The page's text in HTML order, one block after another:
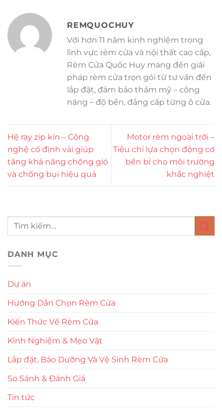
REMQUOCHUY
Với hơn 11 năm kinh nghiệm trong
lĩnh vực rèm cửa và nội thất cao cấp,
Rèm Cửa Quốc Huy mang đến giải
pháp rèm cửa trọn gói từ tư vấn đến
lắp đặt, đảm bảo thẩm mỹ – công
năng – độ bền, đẳng cấp từng ô cửa.
Hệ ray zip kín – Công
nghệ cố định vải giúp
tăng khả năng chống gió
và chống bụi hiệu quả
Motor rèm ngoài trời –
Tiêu chí lựa chọn động cơ
bền bỉ cho môi trường
khắc nghiệt
DANH MỤC
Dự án
Hướng Dẫn Chọn Rèm Cửa
Kiến Thức Về Rèm Cửa
Kinh Nghiệm & Mẹo Vặt
Lắp đặt, Bảo Dưỡng Và Vệ Sinh Rèm Cửa
So Sánh & Đánh Giá
Tin tức